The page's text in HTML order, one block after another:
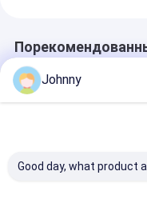
Johnny
Good day, what product